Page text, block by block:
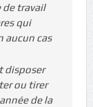
de travail
qui
aucun cas
disposer
ou tirer
de la